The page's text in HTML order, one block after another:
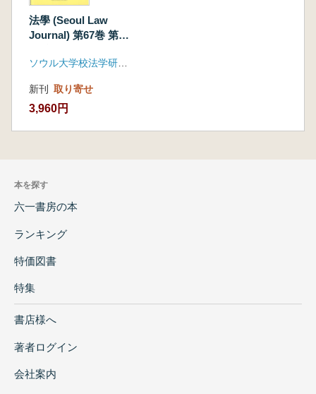
法學 (Seoul Law
Journal) 第67巻 第1
新刊 取り寄せ
3,960円
本を探す
六一書房の本
ランキング
特価図書
特集
書店様へ
著者ログイン
会社案内